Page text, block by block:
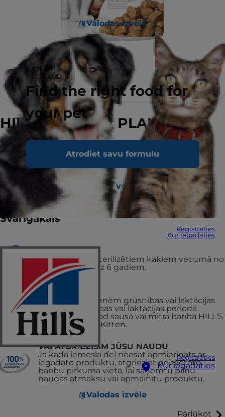
Valodas izvēle
Find the right food for
your pet
Atrodiet savu formulu
Reģistrēties
Kur iegādāties
Reģistrēties
Kur iegādāties
Valodas izvēle
Pārlūkot
HILL'S SCIENCE PLAN
Sterilised Cat Young Adult
kaķu barība ar tītara gaļu
Atrast veikalu / veterinārārstu
Svarīgākais
Ieteicams
Pieaugušiem, sterilizētiem kaķiem vecumā no
6 mēnešiem līdz 6 gadiem.
Kaķēniem, kaķenēm grūsnības vai laktācijas
periodā. Grūsnības vai laktācijas periodā
kaķenēm ir jādod sausā vai mitrā barība HILL'S
SCIENCE PLAN Kitten.
VAI ATGRIEZĪSIM JŪSU NAUDU
Ja kāda iemesla dēļ neesat apmierināts ar
iegādāto produktu, atgrieziet neizlietoto
barību pirkuma vietā, lai saņemtu pilnu
naudas atmaksu vai apmainītu produktu.